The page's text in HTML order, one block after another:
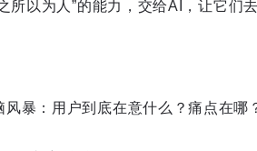
以为人”的能力，交给AI，让它们去
暴：用户到底在意什么？痛点在哪